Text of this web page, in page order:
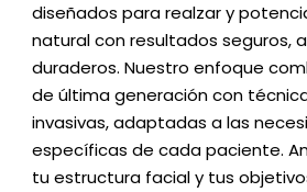
diseñados para realzar y
natural con resultados seguros,
duraderos. Nuestro enfoque
de última generación con
invasivas, adaptadas a las
específicas de cada paciente.
tu estructura facial y tus